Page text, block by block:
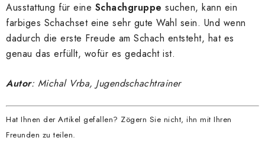
Ausstattung für eine Schachgruppe suchen, kann ein
farbiges Schachset eine sehr gute Wahl sein. Und wenn
dadurch die erste Freude am Schach entsteht, hat es
genau das erfüllt, wofür es gedacht ist.
Autor: Michal Vrba, Jugendschachtrainer
Hat Ihnen der Artikel gefallen? Zögern Sie nicht, ihn mit Ihren
Freunden zu teilen.